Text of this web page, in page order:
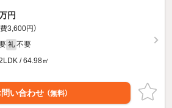
円
費3,600円）
礼 不要
/ 64.98㎡
問い合わせ （無料）